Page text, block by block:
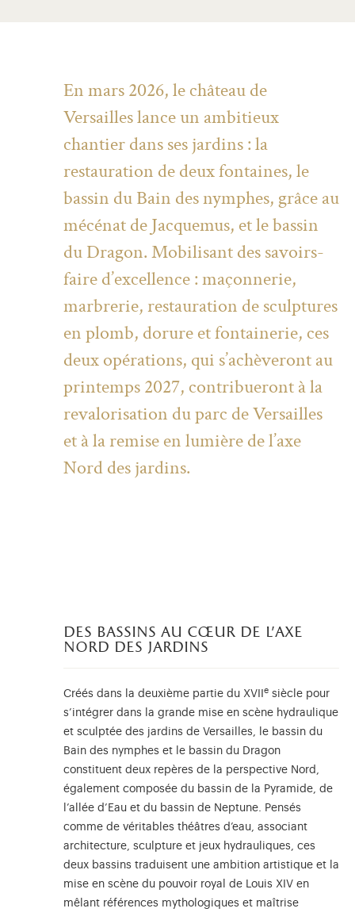
En mars 2026, le château de
Versailles lance un ambitieux
chantier dans ses jardins : la
restauration de deux fontaines, le
bassin du Bain des nymphes, grâce au
mécénat de Jacquemus, et le bassin
du Dragon. Mobilisant des savoirs-
faire d’excellence : maçonnerie,
marbrerie, restauration de sculptures
en plomb, dorure et fontainerie, ces
deux opérations, qui s’achèveront au
printemps 2027, contribueront à la
revalorisation du parc de Versailles
et à la remise en lumière de l’axe
Nord des jardins.
des bassins au cœur de l’axe
nord des jardins
Créés dans la deuxième partie du XVII e siècle pour
s’intégrer dans la grande mise en scène hydraulique
et sculptée des jardins de Versailles, le bassin du
Bain des nymphes et le bassin du Dragon
constituent deux repères de la perspective Nord,
également composée du bassin de la Pyramide, de
l’allée d’Eau et du bassin de Neptune. Pensés
comme de véritables théâtres d’eau, associant
architecture, sculpture et jeux hydrauliques, ces
deux bassins traduisent une ambition artistique et la
mise en scène du pouvoir royal de Louis XIV en
mêlant références mythologiques et maîtrise